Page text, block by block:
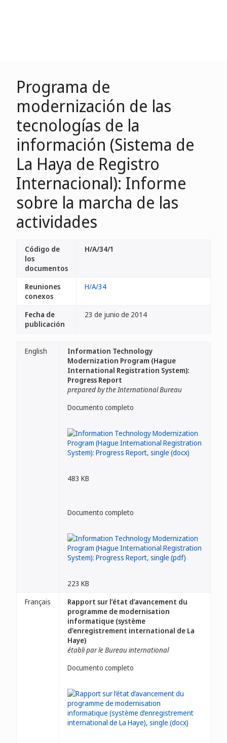
Programa de
modernización de las
tecnologías de la
información (Sistema de
La Haya de Registro
Internacional): Informe
sobre la marcha de las
actividades
Código de
los
documentos
H/A/34/1
Reuniones
conexos
H/A/34
Fecha de
publicación
23 de junio de 2014
English
Information Technology
Modernization Program (Hague
International Registration System):
Progress Report
prepared by the International Bureau
Documento completo
483 KB
Documento completo
223 KB
Français
Rapport sur l’état d’avancement du
programme de modernisation
informatique (système
d’enregistrement international de La
Haye)
établi par le Bureau international
Documento completo